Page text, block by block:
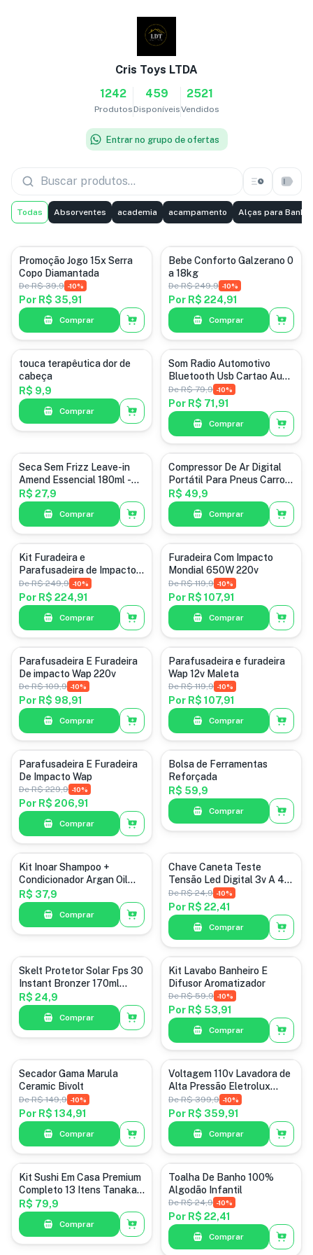
Cris Toys LTDA
1242
Produtos
459
Disponíveis
2521
Vendidos
Entrar no grupo de ofertas
Todas Absorventes academia acampamento Alças para
ferramentas
Promoção Jogo 15x Serra
Copo Diamantada
DeR$ 39,9 -10%
Por R$ 35,91
Comprar
Bebe Conforto Galzerano 0
a 18kg
DeR$ 249,9 -10%
Por R$ 224,91
Comprar
touca
touca terapêutica dor de
cabeça
R$ 9,9
Comprar
eletrônicos
Som Radio Automotivo
Bluetooth Usb Cartao Aux
Fm Mp3
DeR$ 79,9 -10%
Por R$ 71,91
Comprar
cosméticos
Seca Sem Frizz Leave-in
Amend Essencial 180ml -
Sem Secador
R$ 27,9
Comprar
eletrônicos
Compressor De Ar Digital
Portátil Para Pneus Carros
E Motos Bolas
R$ 49,9
Comprar
ferramentas
Kit Furadeira e
Parafusadeira de Impacto
Brushless CyberLite 16.8V
3x Baterias e Acessórios
DeR$ 249,9 -10%
Por R$ 224,91
Comprar
ferramentas
Furadeira Com Impacto
Mondial 650W 220v
DeR$ 119,9 -10%
Por R$ 107,91
Comprar
Categoria padrão
Parafusadeira E Furadeira
De impacto Wap 220v
DeR$ 109,9 -10%
Por R$ 98,91
Comprar
ferramentas
Parafusadeira e furadeira
Wap 12v Maleta
DeR$ 119,9 -10%
Por R$ 107,91
Comprar
Categoria padrão
Parafusadeira E Furadeira
De Impacto Wap
DeR$ 229,9 -10%
Por R$ 206,91
Comprar
ferramentas
Bolsa de Ferramentas
Reforçada
R$ 59,9
Comprar
cosméticos
Kit Inoar Shampoo +
Condicionador Argan Oil
Hidratante 2X1Litro
R$ 37,9
Comprar
Categoria padrão
Chave Caneta Teste
Tensão Led Digital 3v A 48
V
DeR$ 24,9 -10%
Por R$ 22,41
Comprar
Protetores e Bloqueadores
Skelt Protetor Solar Fps 30
Instant Bronzer 170ml
Proteção Solar Leve
Bronzeado Gradual E
Natural Summer Vibes
R$ 24,9
Comprar
Banheiro
Kit Lavabo Banheiro E
Difusor Aromatizador
DeR$ 59,9 -10%
Por R$ 53,91
Comprar
Secador Gama Marula
Ceramic Bivolt
DeR$ 149,9 -10%
Por R$ 134,91
Comprar
eletrodoméstico
Voltagem 110v Lavadora de
Alta Pressão Eletrolux
Nova
DeR$ 399,9 -10%
Por R$ 359,91
Comprar
Kit Sushi Em Casa Premium
Completo 13 Itens Tanaka
Nori Panko Arroz Japonês
Sudarê Tarê
R$ 79,9
Comprar
toalhas
Toalha De Banho 100%
Algodão Infantil
DeR$ 24,9 -10%
Por R$ 22,41
Comprar